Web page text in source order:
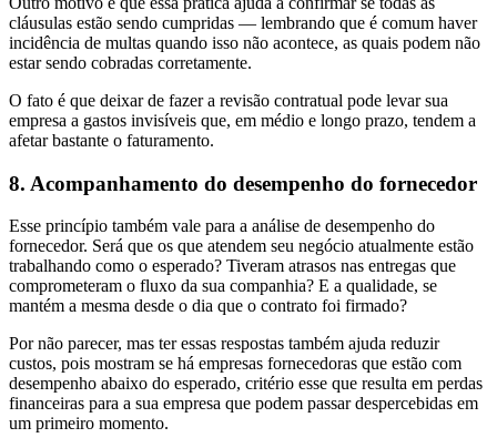
cláusulas estão sendo cumpridas — lembrando que é comum haver
incidência de multas quando isso não acontece, as quais podem não
estar sendo cobradas corretamente.
O fato é que deixar de fazer a revisão contratual pode levar sua
empresa a gastos invisíveis que, em médio e longo prazo, tendem a
afetar bastante o faturamento.
8. Acompanhamento do desempenho do fornecedor
Esse princípio também vale para a análise de desempenho do
fornecedor. Será que os que atendem seu negócio atualmente estão
trabalhando como o esperado? Tiveram atrasos nas entregas que
comprometeram o fluxo da sua companhia? E a qualidade, se
mantém a mesma desde o dia que o contrato foi firmado?
Por não parecer, mas ter essas respostas também ajuda reduzir
custos, pois mostram se há empresas fornecedoras que estão com
desempenho abaixo do esperado, critério esse que resulta em perdas
financeiras para a sua empresa que podem passar despercebidas em
um primeiro momento.